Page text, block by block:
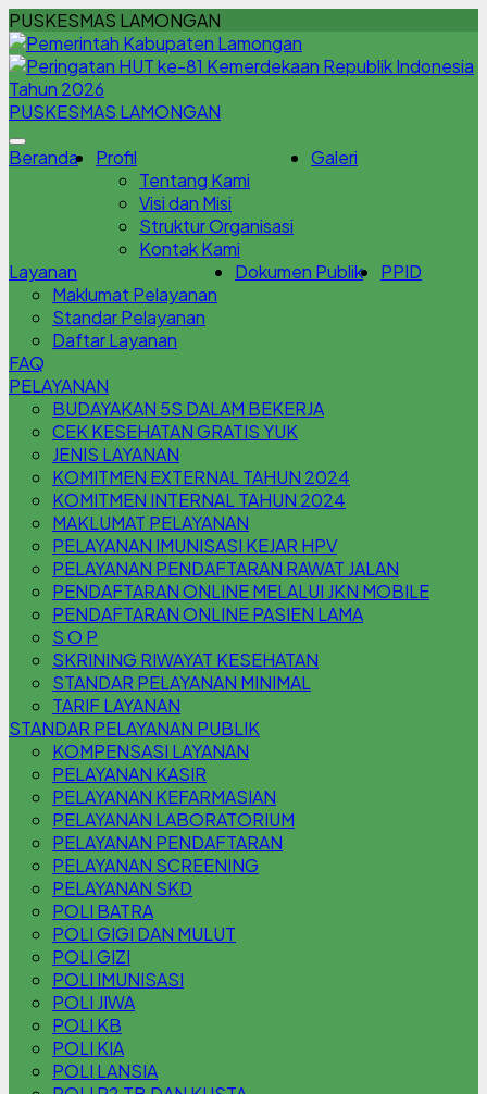
PUSKESMAS LAMONGAN
PUSKESMAS LAMONGAN
Beranda
Profil
Tentang Kami
Visi dan Misi
Struktur Organisasi
Kontak Kami
Galeri
Layanan
Maklumat Pelayanan
Standar Pelayanan
Daftar Layanan
Dokumen Publik PPID
FAQ
PELAYANAN
BUDAYAKAN 5S DALAM BEKERJA
CEK KESEHATAN GRATIS YUK
JENIS LAYANAN
KOMITMEN EXTERNAL TAHUN 2024
KOMITMEN INTERNAL TAHUN 2024
MAKLUMAT PELAYANAN
PELAYANAN IMUNISASI KEJAR HPV
PELAYANAN PENDAFTARAN RAWAT JALAN
PENDAFTARAN ONLINE MELALUI JKN MOBILE
PENDAFTARAN ONLINE PASIEN LAMA
S O P
SKRINING RIWAYAT KESEHATAN
STANDAR PELAYANAN MINIMAL
TARIF LAYANAN
STANDAR PELAYANAN PUBLIK
KOMPENSASI LAYANAN
PELAYANAN KASIR
PELAYANAN KEFARMASIAN
PELAYANAN LABORATORIUM
PELAYANAN PENDAFTARAN
PELAYANAN SCREENING
PELAYANAN SKD
POLI BATRA
POLI GIGI DAN MULUT
POLI GIZI
POLI IMUNISASI
POLI JIWA
POLI KB
POLI KIA
POLI LANSIA